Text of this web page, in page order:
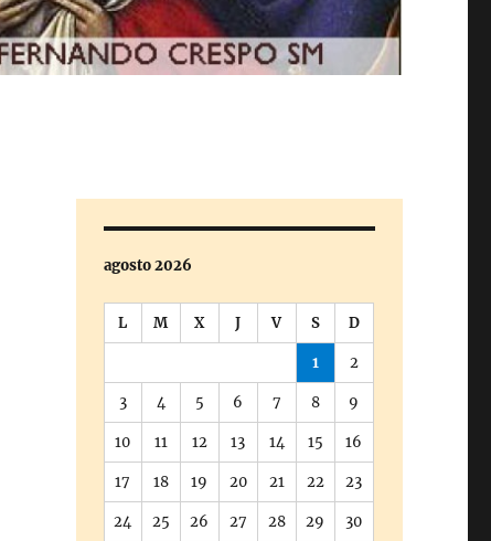
agosto 2026
L M X J V S D
1 2
3 4 5 6 7 8 9
10 11 12 13 14 15 16
17 18 19 20 21 22 23
24 25 26 27 28 29 30